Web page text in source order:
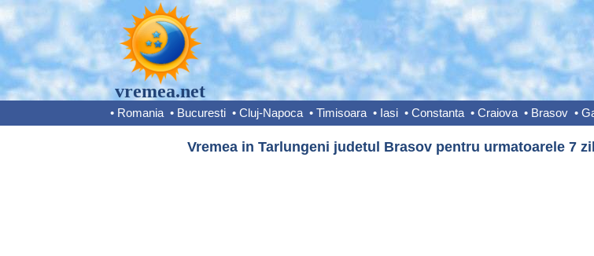
vremea.net
• Romania • Bucuresti • Cluj-Napoca • Timisoara • Iasi • Constanta • Craiova • Brasov •
Vremea in Tarlungeni judetul Brasov pentru urmatoarele 7